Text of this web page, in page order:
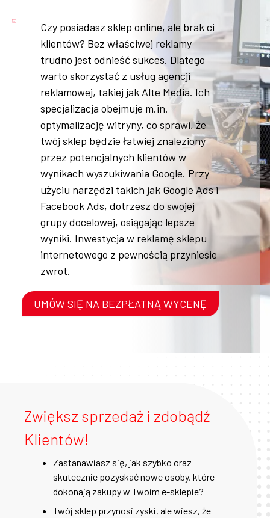
Czy posiadasz sklep online, ale brak ci
klientów? Bez właściwej reklamy
trudno jest odnieść sukces. Dlatego
warto skorzystać z usług agencji
reklamowej, takiej jak Alte Media. Ich
specjalizacja obejmuje m.in.
optymalizację witryny, co sprawi, że
twój sklep będzie łatwiej znaleziony
przez potencjalnych klientów w
wynikach wyszukiwania Google. Przy
użyciu narzędzi takich jak Google Ads i
Facebook Ads, dotrzesz do swojej
grupy docelowej, osiągając lepsze
wyniki. Inwestycja w reklamę sklepu
internetowego z pewnością przyniesie
zwrot.
UMÓW SIĘ NA BEZPŁATNĄ WYCENĘ
Zwiększ sprzedaż i zdobądź
Klientów!
Zastanawiasz się, jak szybko oraz
skutecznie pozyskać nowe osoby, które
dokonają zakupy w Twoim e-sklepie?
Twój sklep przynosi zyski, ale wiesz, że